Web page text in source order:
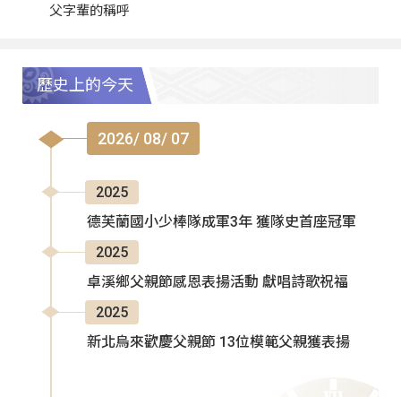
父字輩的稱呼
歷史上的今天
2026/ 08/ 07
2025
德芙蘭國小少棒隊成軍3年 獲隊史首座冠軍
2025
卓溪鄉父親節感恩表揚活動 獻唱詩歌祝福
2025
新北烏來歡慶父親節 13位模範父親獲表揚